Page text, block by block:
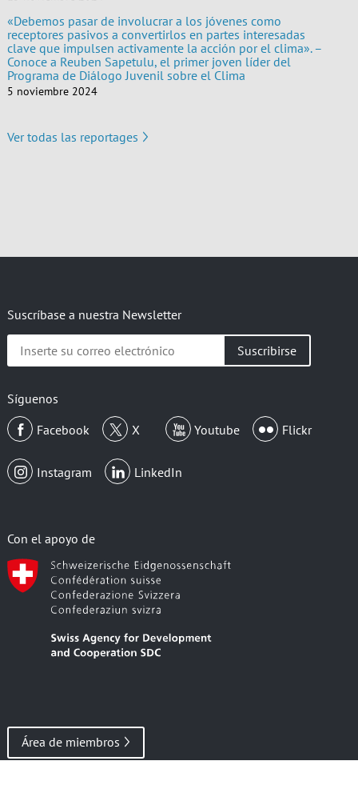
«Debemos pasar de involucrar a los jóvenes como
receptores pasivos a convertirlos en partes interesadas
clave que impulsen activamente la acción por el clima». –
Conoce a Reuben Sapetulu, el primer joven líder del
Programa de Diálogo Juvenil sobre el Clima
5 noviembre 2024
Ver todas las reportages
Suscríbase a nuestra Newsletter
electrónico
Síguenos
Facebook
X Youtube Flickr
Instagram LinkedIn
Con el apoyo de
Área de miembros